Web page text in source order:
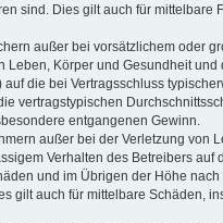
sind. Dies gilt auch für mittelbare
außer bei vorsätzlichem oder
Leben, Körper und Gesundheit
die bei Vertragsschluss
vertragstypischen
entgangenen Gewinn.
außer bei der Verletzung von
Verhalten des Betreibers auf
und im Übrigen der Höhe
gilt auch für mittelbare Schäden,